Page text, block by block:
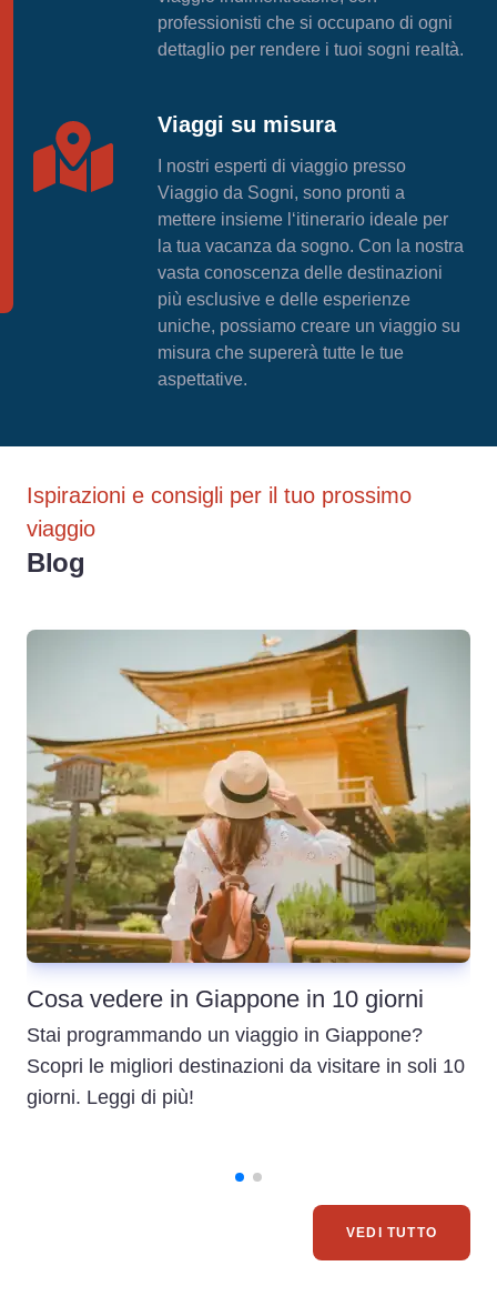
professionisti che si occupano di ogni
dettaglio per rendere i tuoi sogni realtà.
Viaggi su misura
I nostri esperti di viaggio presso
Viaggio da Sogni, sono pronti a
mettere insieme l‘itinerario ideale per
la tua vacanza da sogno. Con la nostra
vasta conoscenza delle destinazioni
più esclusive e delle esperienze
uniche, possiamo creare un viaggio su
misura che supererà tutte le tue
aspettative.
Ispirazioni e consigli per il tuo prossimo
viaggio
Blog
Cosa vedere in Giappone in 10 giorni
Stai programmando un viaggio in Giappone?
Scopri le migliori destinazioni da visitare in soli 10
giorni. Leggi di più!
VEDI TUTTO